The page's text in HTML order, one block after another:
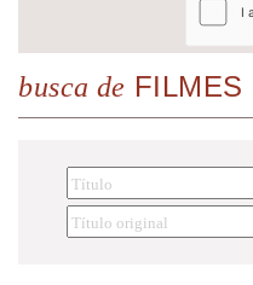
busca de FILMES